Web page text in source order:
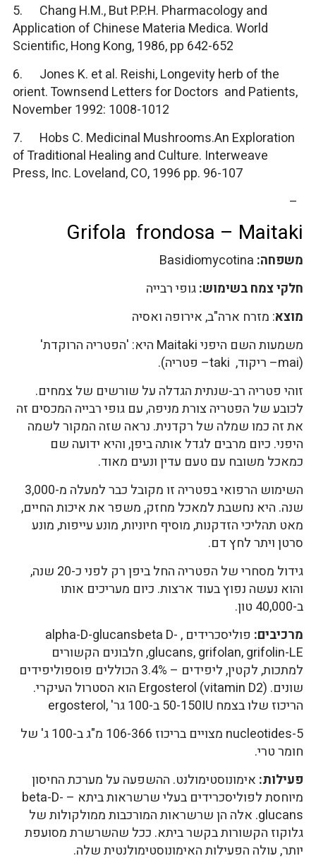
5. Chang H.M., But P.P.H. Pharmacology and
Application of Chinese Materia Medica. World
Scientific, Hong Kong, 1986, pp 642-652
6. Jones K. et al. Reishi, Longevity herb of the
orient. Townsend Letters for Doctors and Patients,
November 1992: 1008-1012
7. Hobs C. Medicinal Mushrooms.An Exploration
of Traditional Healing and Culture. Interweave
Press, Inc. Loveland, CO, 1996 pp. 96-107
–
Grifola frondosa – Maitaki
משפחה: Basidiomycotina
חלקי צמח בשימוש:גופי רבייה
מוצא: מזרח ארה"ב, אירופה ואסיה
משמעות השם היפני Maitaki היא: 'הפטריה הרוקדת'
(mai– ריקוד, taki– פטריה).
זוהי פטריה רב-שנתית הגדלה על שורשים של צמחים.
לכובע של הפטריה צורת מניפה, עם גופי רבייה המכסים זה
את זה כמו שמלה של רקדנית. נראה שזה המקור לשמה
היפני. כיום מרבים לגדל אותה ביפן, והיא ידועה שם
כמאכל משובח עם טעם עדין ונעים מאוד.
השימוש הרפואי בפטריה זו מקובל כבר למעלה מ-3,000
שנה. היא נחשבת למאכל מחזק, משפר את איכות החיים,
מאט תהליכי הזדקנות, מוסיף חיוניות, מונע עייפות, מונע
סרטן ויתר לחץ דם.
גידול מסחרי של הפטריה החל ביפן רק לפני כ-20 שנה,
והוא נעשה נפוץ בעוד ארצות. כיום מעריכים אותו
ב-40,000 טון.
מרכיבים:
פוליסכרידים , alpha-D-glucansbeta D-
glucans, grifolan, grifolin-LE, חלבונים הקשורים
למתכות, לקטין, ליפידים – 3.4% הכוללים פוספוליפידים
שונים. Ergosterol (vitamin D2) הוא הסטרול העיקרי.
הריכוז שלו בצמח 50-150IU ב-100 גר' ,ergosterol
5-nucleotides מצויים בריכוז 106-366 מ"ג ב-100 ג' של
חומר טרי.
פעילות: אימונוסטימולנט. ההשפעה על מערכת החיסון
מיוחסת לפוליסכרידים בעלי שרשראות ביתא – beta-D-
glucans. אלה הן שרשראות המורכבות ממולקולות של
גלוקוז הקשורות בקשר ביתא. ככל שהשרשרת מסועפת
יותר, עולה הפעילות האימונוסטימולנטית שלה.